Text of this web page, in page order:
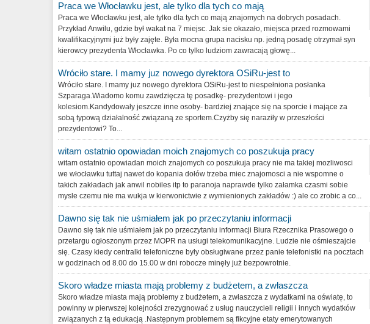
Praca we Włocławku jest, ale tylko dla tych co mają
Praca we Włocławku jest, ale tylko dla tych co mają znajomych na dobrych posadach.
Przykład Anwilu, gdzie był wakat na 7 miejsc. Jak sie okazało, miejsca przed rozmowami
kwalifikacyjnymi już były zajęte. Była mocna grupa nacisku np. jedną posadę otrzymał syn
kierowcy prezydenta Włocławka. Po co tylko ludziom zawracają głowę...
Wróciło stare. I mamy juz nowego dyrektora OSiRu-jest to
Wróciło stare. I mamy juz nowego dyrektora OSiRu-jest to niespełniona posłanka
Szparaga.Wiadomo komu zawdzięcza tę posadkę- prezydentowi i jego
kolesiom.Kandydowały jeszcze inne osoby- bardziej znające się na sporcie i mające za
sobą typową działalność związaną ze sportem.Czyżby się naraziły w przeszłości
prezydentowi? To...
witam ostatnio opowiadan moich znajomych co poszukuja pracy
witam ostatnio opowiadan moich znajomych co poszukuja pracy nie ma takiej mozliwosci
we włocławku tuttaj nawet do kopania dołów trzeba miec znajomosci a nie wspomne o
takich zakładach jak anwil nobiles itp to paranoja naprawde tylko załamka czasmi sobie
mysle czemu nie ma wukja w kierwonictwie z wymienionych zakładów :) ale co zrobic a co...
Dawno się tak nie uśmiałem jak po przeczytaniu informacji
Dawno się tak nie uśmiałem jak po przeczytaniu informacji Biura Rzecznika Prasowego o
przetargu ogłoszonym przez MOPR na usługi telekomunikacyjne. Ludzie nie ośmieszajcie
się. Czasy kiedy centralki telefoniczne były obsługiwane przez panie telefonistki na pocztach
w godzinach od 8.00 do 15.00 w dni robocze minęły już bezpowrotnie.
Skoro władze miasta mają problemy z budżetem, a zwłaszcza
Skoro władze miasta mają problemy z budżetem, a zwłaszcza z wydatkami na oświatę, to
powinny w pierwszej kolejności zrezygnować z usług nauczycieli religii i innych wydatków
związanych z tą edukacją .Następnym problemem są fikcyjne etaty emerytowanych